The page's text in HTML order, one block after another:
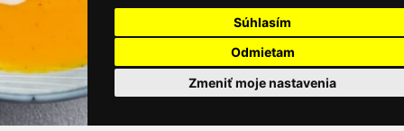
Súhlasím
Odmietam
Zmeniť moje nastavenia
Moje KamNaMenu
Pridať reštauráciu
Cenník balíkov